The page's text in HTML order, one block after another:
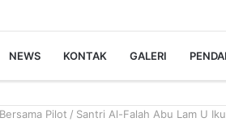
NEWS KONTAK GALERI
Pilot / Santri Al-Falah Abu Lam U